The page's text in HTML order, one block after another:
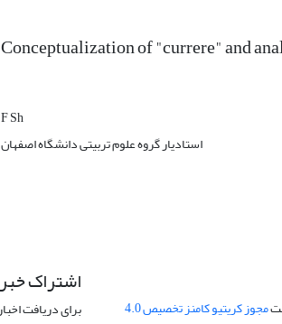
Conceptualization of "currere" and
F Sh
استادیار گروه علوم تربیتی دانشگاه اصفهان
مجوز کریتیو کامنز تخصیص 4.0
اشتراک
برای دریافت